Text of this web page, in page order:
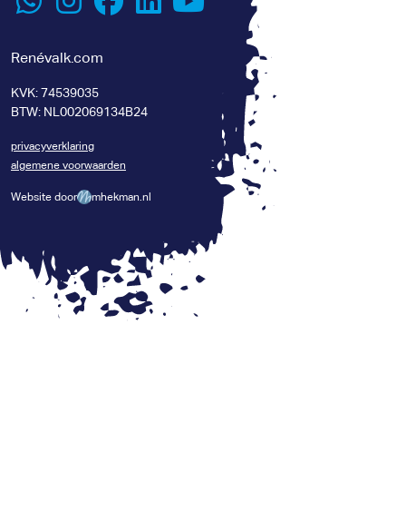
Renévalk.com
KVK: 74539035
BTW: NL002069134B24
privacyverklaring
algemene voorwaarden
Website door mhekman.nl